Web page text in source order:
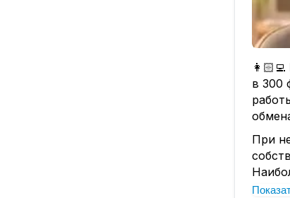
👩🏻‍💻
в 300
При